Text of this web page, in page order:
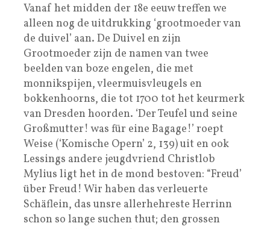
Vanaf het midden der 18e eeuw treffen we
alleen nog de uitdrukking ‘grootmoeder van
de duivel’ aan. De Duivel en zijn
Grootmoeder zijn de namen van twee
beelden van boze engelen, die met
monnikspijen, vleermuisvleugels en
bokkenhoorns, die tot 1700 tot het keurmerk
van Dresden hoorden. ‘Der Teufel und seine
Großmutter! was für eine Bagage!’ roept
Weise (‘Komische Opern’ 2, 139) uit en ook
Lessings andere jeugdvriend Christlob
Mylius ligt het in de mond bestoven: “Freud’
über Freud! Wir haben das verleuerte
Schäflein, das unsre allerhehreste Herrinn
schon so lange suchen thut; den grossen